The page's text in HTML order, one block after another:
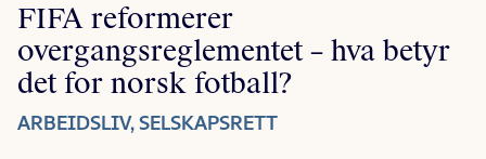
FIFA reformerer
overgangsreglementet – hva betyr
det for norsk fotball?
ARBEIDSLIV, SELSKAPSRETT